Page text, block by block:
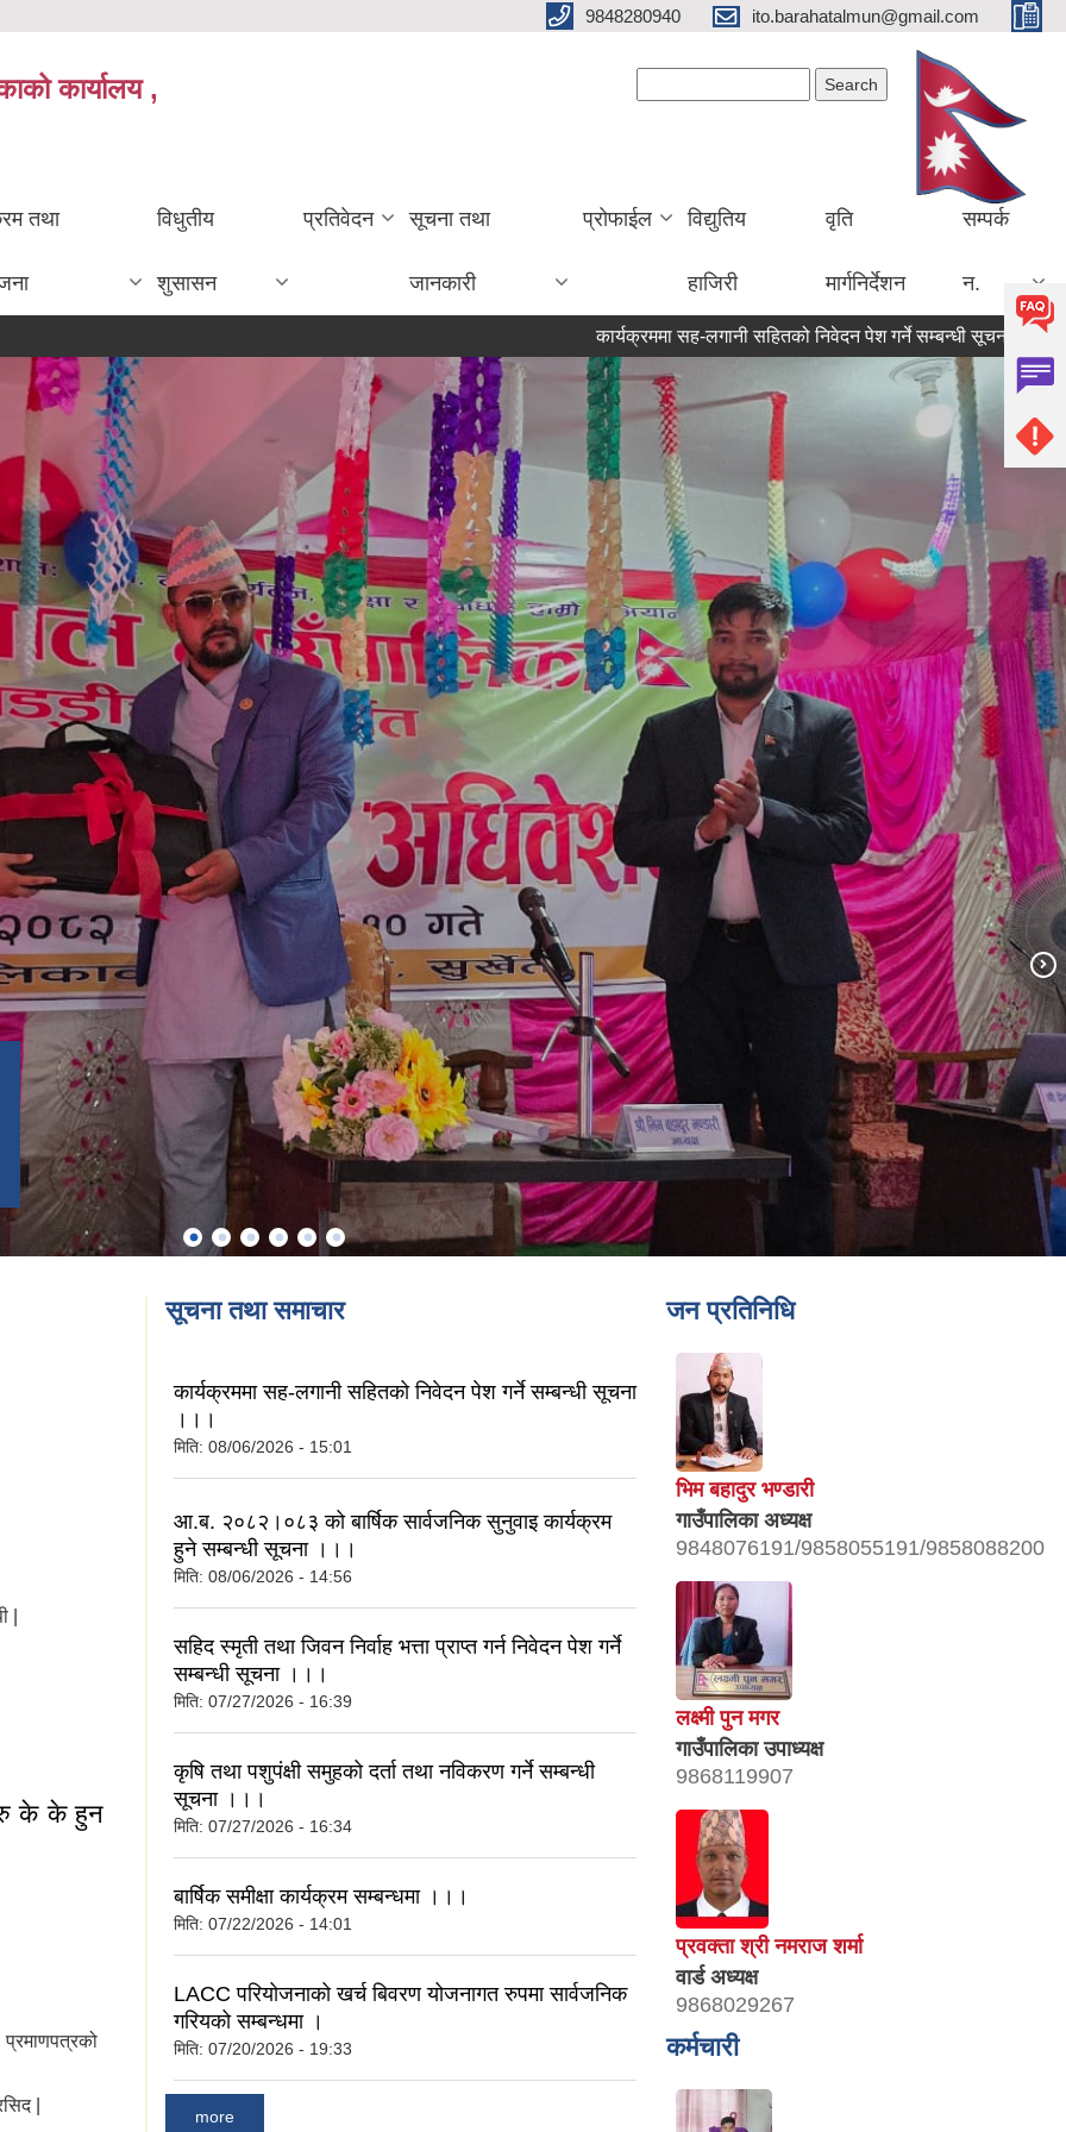
9848280940 ito.barahatalmun@gmail.com
कार्यालय ,
तथा विधुतीय
शुसासन
प्रतिवेदन सूचना तथा
जानकारी
प्रोफाईल विद्युतिय
हाजिरी
वृति
मार्गनिर्देशन
सम्पर्क
न.
कार्यक्रममा सह-लगानी सहितको निवेदन पेश गर्ने सम्बन्धी सूचना ।।। आ.ब.
|
के के हुन
|
सूचना तथा समाचार
कार्यक्रममा सह-लगानी सहितको निवेदन पेश गर्ने सम्बन्धी सूचना
।।।
मिति: 08/06/2026 - 15:01
आ.ब. २०८२।०८३ को बार्षिक सार्वजनिक सुनुवाइ कार्यक्रम
हुने सम्बन्धी सूचना ।।।
मिति: 08/06/2026 - 14:56
सहिद स्मृती तथा जिवन निर्वाह भत्ता प्राप्त गर्न निवेदन पेश गर्ने
सम्बन्धी सूचना ।।।
मिति: 07/27/2026 - 16:39
कृषि तथा पशुपंक्षी समुहको दर्ता तथा नविकरण गर्ने सम्बन्धी
सूचना ।।।
मिति: 07/27/2026 - 16:34
बार्षिक समीक्षा कार्यक्रम सम्बन्धमा ।।।
मिति: 07/22/2026 - 14:01
LACC परियोजनाको खर्च बिवरण योजनागत रुपमा सार्वजनिक
गरियको सम्बन्धमा ।
मिति: 07/20/2026 - 19:33
more
जन प्रतिनिधि
भिम बहादुर भण्डारी
गाउँपालिका अध्यक्ष
9848076191/9858055191/9858088200
लक्ष्मी पुन मगर
गाउँपालिका उपाध्यक्ष
9868119907
प्रवक्ता श्री नमराज शर्मा
वार्ड अध्यक्ष
9868029267
कर्मचारी